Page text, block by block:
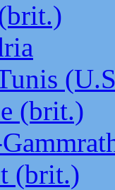
(brit.)
(brit.)